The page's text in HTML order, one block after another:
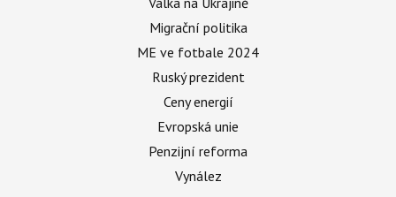
Migrační politika
ME ve fotbale 2024
Ruský prezident
Ceny energií
Evropská unie
Penzijní reforma
Vynález